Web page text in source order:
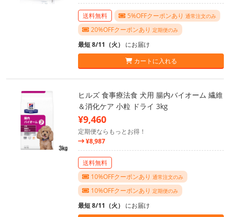
送料無料 5%OFFクーポンあり 通常注文のみ
20%OFFクーポンあり 定期便のみ
最短 8/11（火） にお届け
カートに入れる
ヒルズ 食事療法食 犬用 腸内バイオーム 繊維
＆消化ケア 小粒 ドライ 3kg
¥9,460
定期便ならもっとお得！
¥8,987
送料無料
10%OFFクーポンあり 通常注文のみ
10%OFFクーポンあり 定期便のみ
最短 8/11（火） にお届け